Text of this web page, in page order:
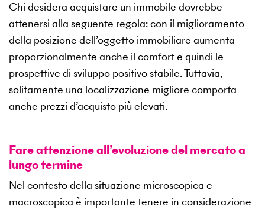
Chi desidera acquistare un immobile dovrebbe
attenersi alla seguente regola: con il miglioramento
della posizione dell’oggetto immobiliare aumenta
proporzionalmente anche il comfort e quindi le
prospettive di sviluppo positivo stabile. Tuttavia,
solitamente una localizzazione migliore comporta
anche prezzi d’acquisto più elevati.
Fare attenzione all’evoluzione del mercato a
lungo termine
Nel contesto della situazione microscopica e
macroscopica è importante tenere in considerazione